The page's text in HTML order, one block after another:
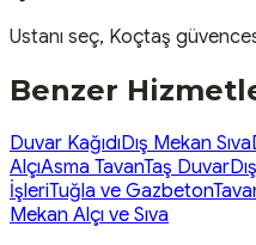
Ustanı seç, Koçtaş
Benzer
Duvar KağıdıDış Mekan Sıva
AlçıAsma TavanTaş Duvar
İşleriTuğla ve Gazbeton
Mekan Alçı ve Sıva